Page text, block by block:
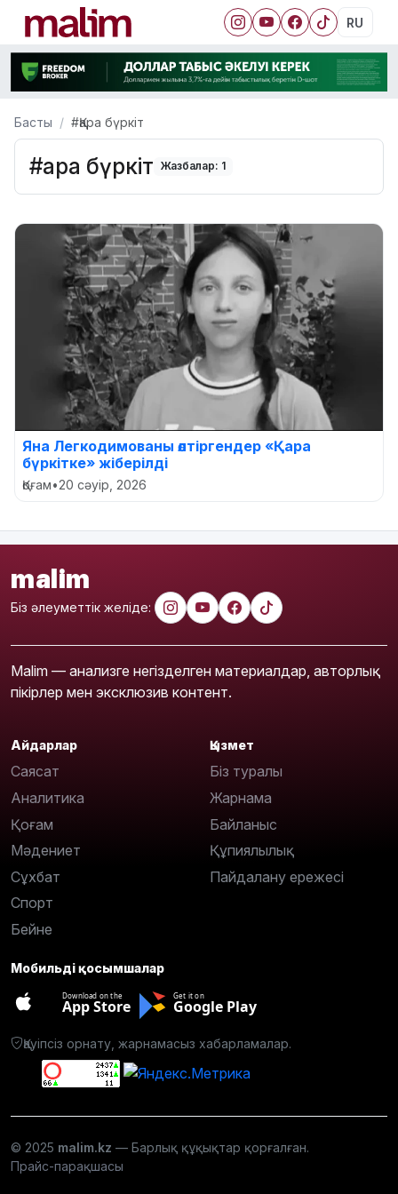
RU
Басты #Қара бүркіт
#Қара бүркіт Жазбалар: 1
Яна Легкодимованы өлтіргендер «Қара
бүркітке» жіберілді
Қоғам•20 сәуір, 2026
malim
Біз әлеуметтік желіде:
Malim — анализге негізделген материалдар, авторлық
пікірлер мен эксклюзив контент.
Айдарлар
Саясат
Аналитика
Қоғам
Мәдениет
Сұхбат
Спорт
Бейне
Қызмет
Біз туралы
Жарнама
Байланыс
Құпиялылық
Пайдалану ережесі
Мобильді қосымшалар
Download on the
App Store
Get it on
Google Play
Қауіпсіз орнату, жарнамасыз хабарламалар.
© 2025 malim.kz — Барлық құқықтар қорғалған.
Прайс-парақшасы